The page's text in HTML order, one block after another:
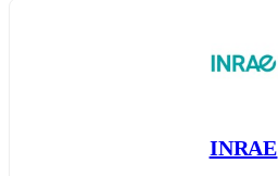
INRAE